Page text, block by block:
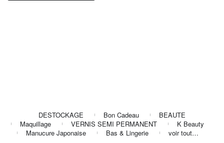
DESTOCKAGE Bon Cadeau
BEAUTE
Maquillage
VERNIS SEMI PERMANENT
K Beauty
Manucure Japonaise
Bas & Lingerie voir tout…